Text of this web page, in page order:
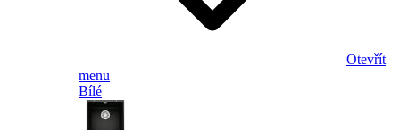
Otevřít
menu
Bílé